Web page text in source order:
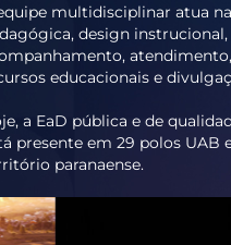
multidisciplinar atua
design instrucional,
educacionais e
a EaD pública e de
presente em 29 polos UAB
paranaense.